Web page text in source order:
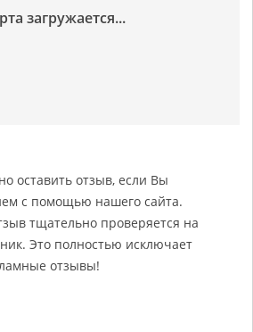
оставить отзыв, если Вы
с помощью нашего сайта.
тщательно проверяется на
Это полностью исключает
отзывы!